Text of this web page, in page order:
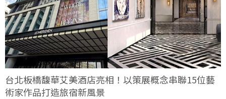
台北板橋馥華艾美酒店亮相！以策展概念串聯15位藝
術家作品打造旅宿新風景